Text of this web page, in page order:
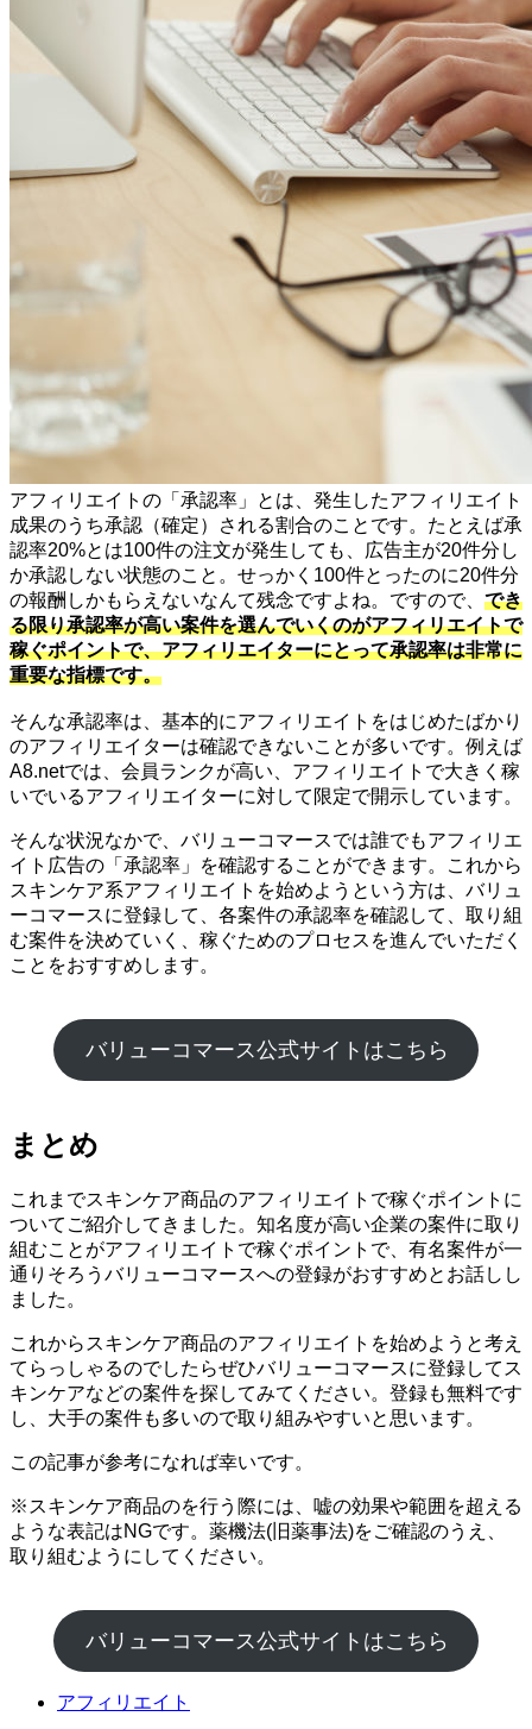
アフィリエイトの「承認率」とは、発生したアフィリエイト
成果のうち承認（確定）される割合のことです。たとえば承
認率20%とは100件の注文が発生しても、広告主が20件分し
か承認しない状態のこと。せっかく100件とったのに20件分
の報酬しかもらえないなんて残念ですよね。ですので、 でき
る限り承認率が高い案件を選んでいくのがアフィリエイトで
稼ぐポイントで、アフィリエイターにとって承認率は非常に
重要な指標です。
そんな承認率は、基本的にアフィリエイトをはじめたばかり
のアフィリエイターは確認できないことが多いです。例えば
A8.netでは、会員ランクが高い、アフィリエイトで大きく稼
いでいるアフィリエイターに対して限定で開示しています。
そんな状況なかで、バリューコマースでは誰でもアフィリエ
イト広告の「承認率」を確認することができます。これから
スキンケア系アフィリエイトを始めようという方は、バリュ
ーコマースに登録して、各案件の承認率を確認して、取り組
む案件を決めていく、稼ぐためのプロセスを進んでいただく
ことをおすすめします。
バリューコマース公式サイトはこちら
まとめ
これまでスキンケア商品のアフィリエイトで稼ぐポイントに
ついてご紹介してきました。知名度が高い企業の案件に取り
組むことがアフィリエイトで稼ぐポイントで、有名案件が一
通りそろうバリューコマースへの登録がおすすめとお話しし
ました。
これからスキンケア商品のアフィリエイトを始めようと考え
てらっしゃるのでしたらぜひバリューコマースに登録してス
キンケアなどの案件を探してみてください。登録も無料です
し、大手の案件も多いので取り組みやすいと思います。
この記事が参考になれば幸いです。
※スキンケア商品のを行う際には、嘘の効果や範囲を超える
ような表記はNGです。薬機法(旧薬事法)をご確認のうえ、
取り組むようにしてください。
バリューコマース公式サイトはこちら
アフィリエイト